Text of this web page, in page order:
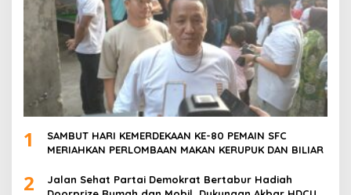
1
SAMBUT HARI KEMERDEKAAN KE-80 PEMAIN SFC
MERIAHKAN PERLOMBAAN MAKAN KERUPUK DAN BILIAR
2
Jalan Sehat Partai Demokrat Bertabur Hadiah